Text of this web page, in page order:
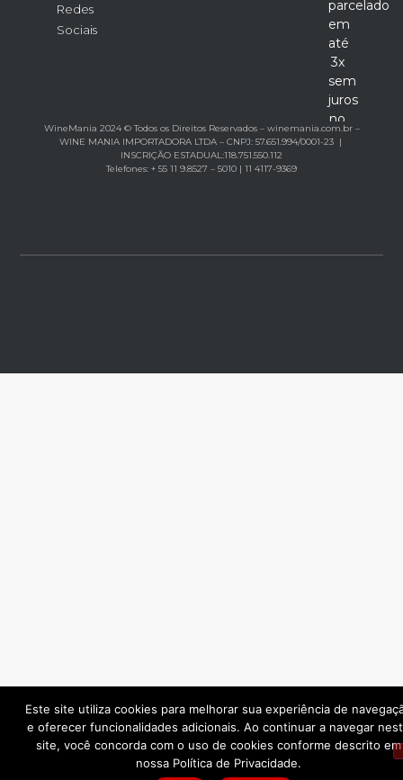
Redes
Sociais
parcelado
em
até
3x
sem
juros
no
cartão
WineMania 2024 © Todos os Direitos Reservados – winemania.com.br –
WINE MANIA IMPORTADORA LTDA – CNPJ: 57.651.994/0001-23 |
INSCRIÇÃO ESTADUAL:118.751.550.112
Telefones: + 55 11 9.8527 – 5010 | 11 4117-9369
Este site utiliza cookies para melhorar sua experiência de
e oferecer funcionalidades adicionais. Ao continuar a navegar
site, você concorda com o uso de cookies conforme descrito em
nossa Política de Privacidade.